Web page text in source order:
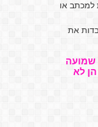
למכתב או
את
שמועה
לא